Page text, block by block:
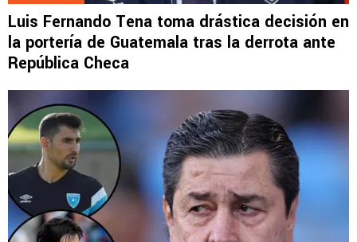
Luis Fernando Tena toma drástica decisión en
la portería de Guatemala tras la derrota ante
República Checa